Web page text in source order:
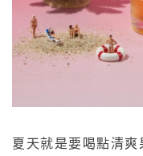
夏天就是要喝點清